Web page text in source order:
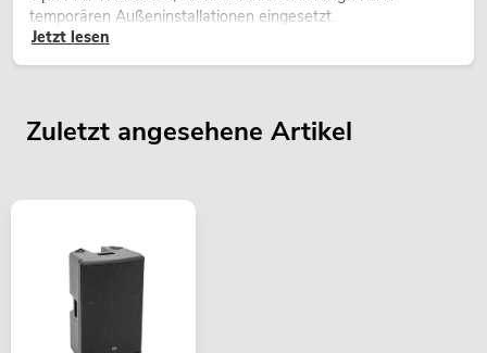
temporären Außeninstallationen eingesetzt.
Jetzt lesen
Zuletzt angesehene Artikel